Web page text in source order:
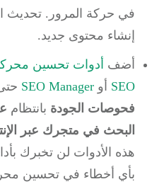
في حركة المرور.تحديث
إنشاء محتوى جديد.
أضفأدوات تحسين محركات
SEOأو SEO Managerحتى
فحوصات الجودةبانتظام
البحث في متجرك عبر
هذه الأدوات لن تخبرك
بأي أخطاء في تحسين